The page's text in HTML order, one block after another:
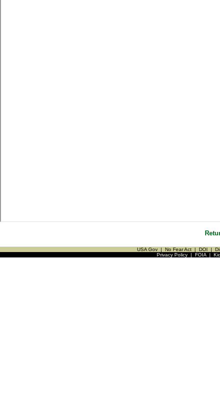
USA Gov | No Fear Act | DOI |
Privacy Policy| FOIA|